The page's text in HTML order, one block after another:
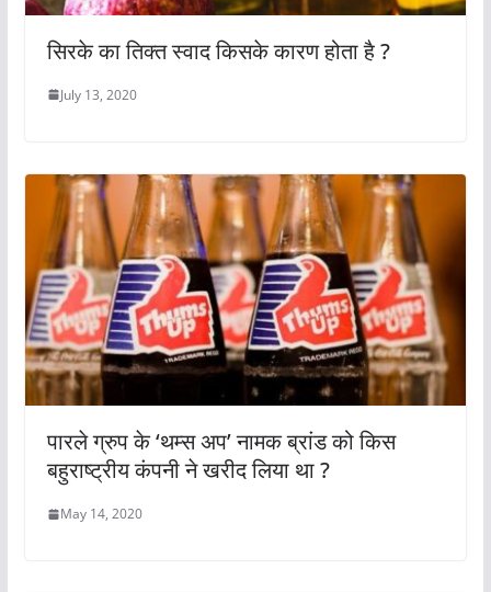
सिरके का तिक्त स्वाद किसके कारण होता है ?
July 13, 2020
पारले ग्रुप के ‘थम्स अप’ नामक ब्रांड को किस
बहुराष्ट्रीय कंपनी ने खरीद लिया था ?
May 14, 2020